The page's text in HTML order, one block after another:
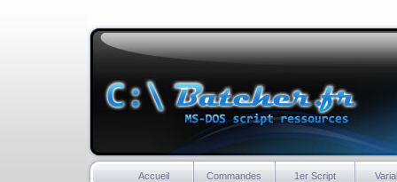
Accueil Commandes 1er Script